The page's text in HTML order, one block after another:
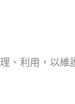
、利用，以維